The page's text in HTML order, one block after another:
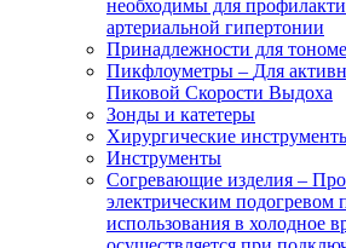
необходимы для
артериальной гипертонии
Принадлежности для
Пикфлоуметры – Для
Пиковой Скорости Выдоха
Зонды и катетеры
Хирургические
Инструменты
Согревающие изделия –
электрическим подогревом
использования в холодное